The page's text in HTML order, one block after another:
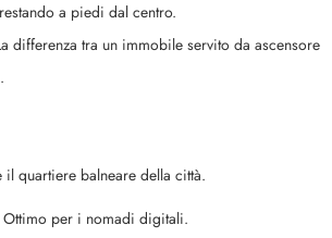
a piedi dal centro.
differenza tra un immobile servito da ascensore
quartiere balneare della città.
per i nomadi digitali.